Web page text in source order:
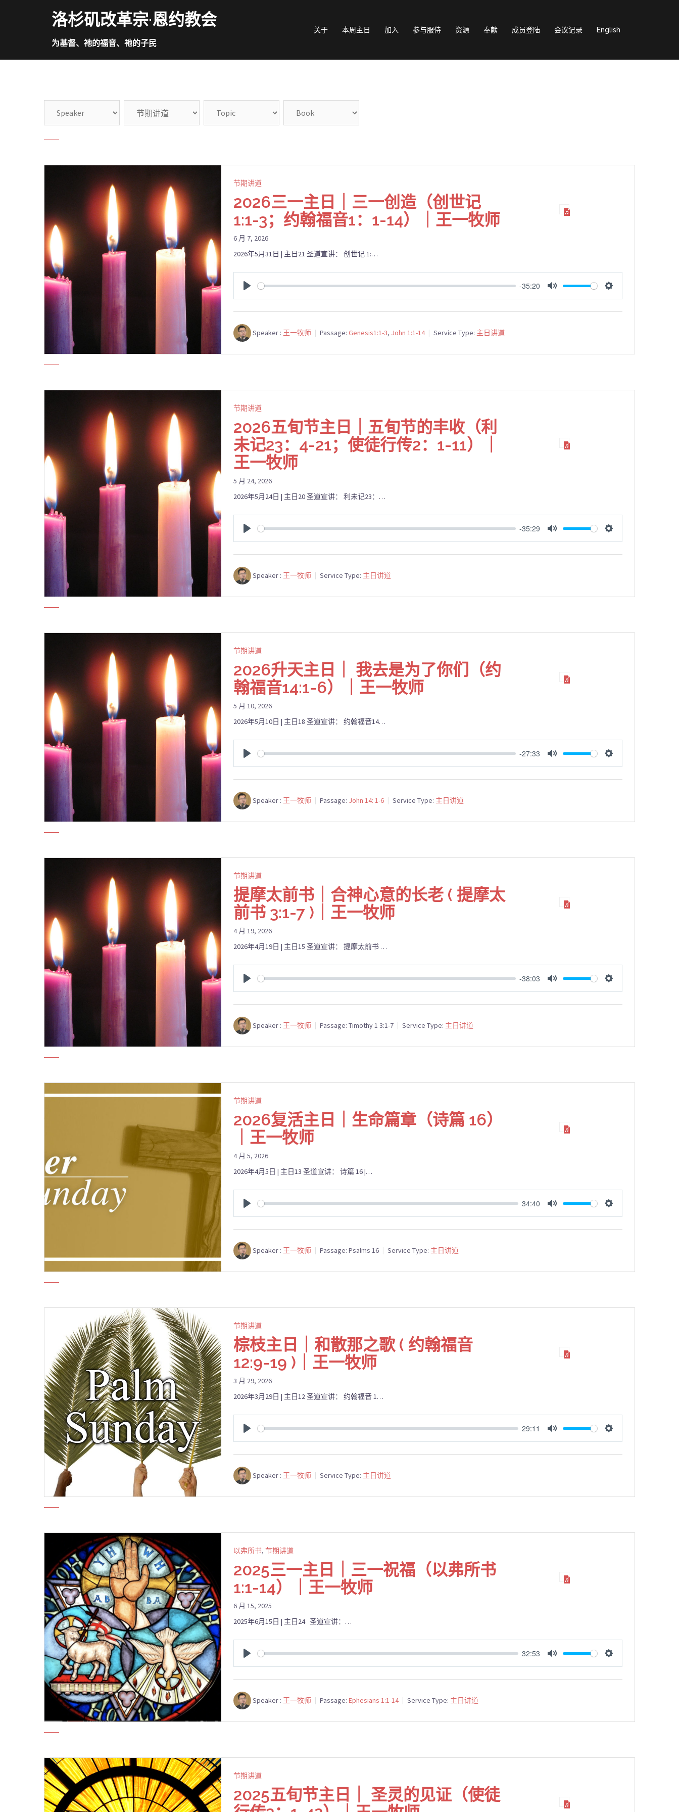
洛杉矶改革宗·恩约教会
为基督、祂的福音、祂的子民
关于 本周主日 加入 参与服侍 资源 奉献 成员登陆 会议记录 English
节期讲道
2026三一主日｜三一创造（创世记
1:1-3；约翰福音1：1-14）｜王一牧师
6 月 7, 2026
2026年5月31日 | 主日21 圣道宣讲： 创世记 1:…
PLAY
-35:20
MUTE SETTINGS
Speaker : 王一牧师 Passage: Genesis1:1-3, John 1:1-14 Service Type: 主日讲道
节期讲道
2026五旬节主日｜五旬节的丰收（利
未记23：4-21；使徒行传2：1-11）｜
王一牧师
5 月 24, 2026
2026年5月24日 | 主日20 圣道宣讲： 利未记23：…
PLAY
-35:29
MUTE SETTINGS
Speaker : 王一牧师 Service Type: 主日讲道
节期讲道
2026升天主日｜ 我去是为了你们（约
翰福音14:1-6）｜王一牧师
5 月 10, 2026
2026年5月10日 | 主日18 圣道宣讲： 约翰福音14…
PLAY
-27:33
MUTE SETTINGS
Speaker : 王一牧师 Passage: John 14: 1-6 Service Type: 主日讲道
节期讲道
提摩太前书｜合神心意的长老 ( 提摩太
前书 3:1-7 )｜王一牧师
4 月 19, 2026
2026年4月19日 | 主日15 圣道宣讲： 提摩太前书 …
PLAY
-38:03
MUTE SETTINGS
Speaker : 王一牧师 Passage: Timothy 1 3:1-7 Service Type: 主日讲道
节期讲道
2026复活主日｜生命篇章（诗篇 16）
｜王一牧师
4 月 5, 2026
2026年4月5日 | 主日13 圣道宣讲： 诗篇 16 |…
PLAY
34:40
MUTE SETTINGS
Speaker : 王一牧师 Passage: Psalms 16 Service Type: 主日讲道
节期讲道
棕枝主日｜和散那之歌 ( 约翰福音
12:9-19 )｜王一牧师
3 月 29, 2026
2026年3月29日 | 主日12 圣道宣讲： 约翰福音 1…
PLAY
29:11
MUTE SETTINGS
Speaker : 王一牧师 Service Type: 主日讲道
以弗所书,节期讲道
2025三一主日｜三一祝福（以弗所书
1:1-14）｜王一牧师
6 月 15, 2025
2025年6月15日 | 主日24 圣道宣讲：…
PLAY
32:53
MUTE SETTINGS
Speaker : 王一牧师 Passage: Ephesians 1:1-14 Service Type: 主日讲道
节期讲道
2025五旬节主日｜ 圣灵的见证（使徒